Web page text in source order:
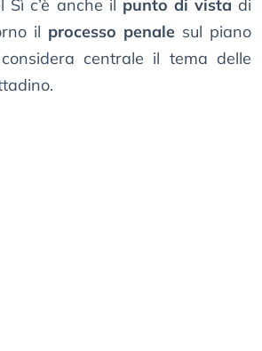
c’è anche il punto di vista di
il processo penale sul piano
centrale il tema delle